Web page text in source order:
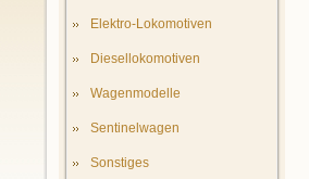
Elektro-Lokomotiven
Diesellokomotiven
Wagenmodelle
Sentinelwagen
Sonstiges